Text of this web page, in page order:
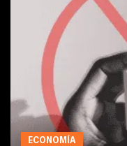
ECONOMÍA